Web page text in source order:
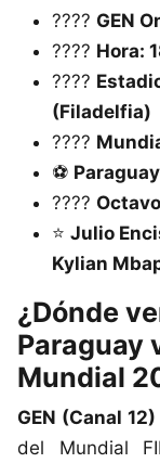
???? GEN
???? Hora:
????️
(Filadelfia)
????
⚽
????
⭐ Julio
Kylian
¿Dónde
Paraguay
Mundial
GEN (Canal 12)
del Mundial